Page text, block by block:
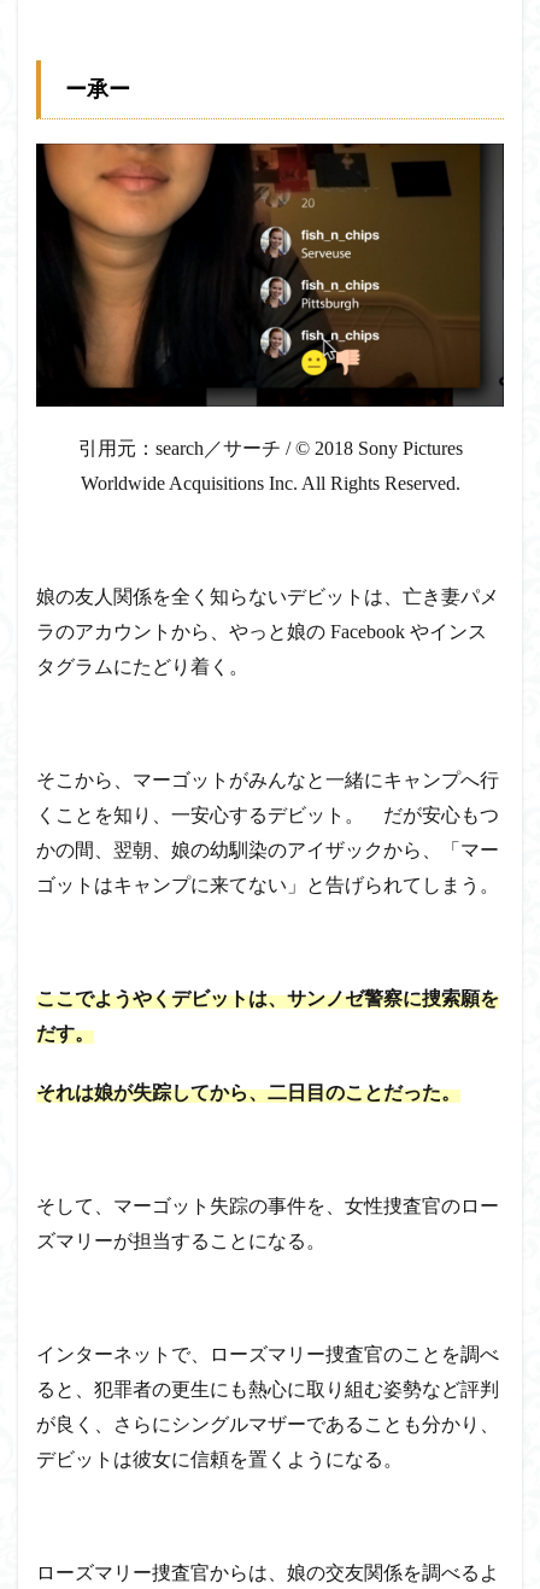
ー承ー
引用元：search／サーチ / © 2018 Sony Pictures
Worldwide Acquisitions Inc. All Rights Reserved.
娘の友人関係を全く知らないデビットは、亡き妻パメ
ラのアカウントから、やっと娘の Facebook やインス
タグラムにたどり着く。
そこから、マーゴットがみんなと一緒にキャンプへ行
くことを知り、一安心するデビット。 だが安心もつ
かの間、翌朝、娘の幼馴染のアイザックから、「マー
ゴットはキャンプに来てない」と告げられてしまう。
ここでようやくデビットは、サンノゼ警察に捜索願を
だす。
それは娘が失踪してから、二日目のことだった。
そして、マーゴット失踪の事件を、女性捜査官のロー
ズマリーが担当することになる。
インターネットで、ローズマリー捜査官のことを調べ
ると、犯罪者の更生にも熱心に取り組む姿勢など評判
が良く、さらにシングルマザーであることも分かり、
デビットは彼女に信頼を置くようになる。
ローズマリー捜査官からは、娘の交友関係を調べるよ